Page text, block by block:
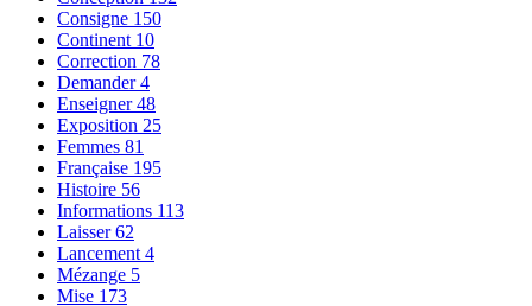
Consigne 150
Continent 10
Correction 78
Demander4
Enseigner48
Exposition 25
Femmes 81
Française 195
Histoire 56
Informations 113
Laisser62
Lancement 4
Mézange 5
Mise 173